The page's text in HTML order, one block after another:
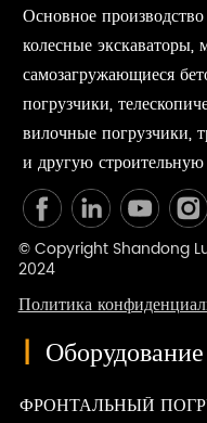
Основное
колесные
самозагружающиеся
погрузчики,
вилочные погрузчики,
и другую
© Copyright Shandong
2024
Политика
| Оборудование
ФРОНТАЛЬНЫЙ